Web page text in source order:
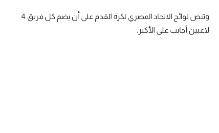
وتنص لوائح الاتحاد المصري لكرة القدم على أن يضم كل فريق 4
لاعبين أجانب على الأكثر.